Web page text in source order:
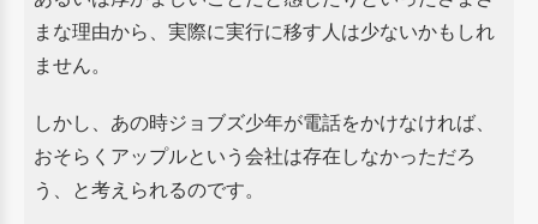
まな理由から、実際に実行に移す人は少ないかもしれ
ません。
しかし、あの時ジョブズ少年が電話をかけなければ、
おそらくアップルという会社は存在しなかっただろ
う、 と考えられるのです。